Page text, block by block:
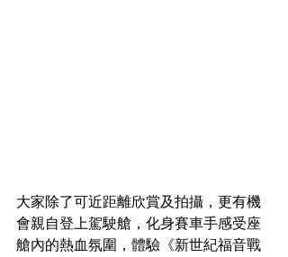
大家除了可近距離欣賞及拍攝，更有機
會親自登上駕駛艙，化身賽車手感受座
艙內的熱血氛圍，體驗《新世紀福音戰